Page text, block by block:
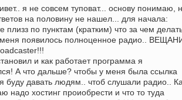
я не совсем туповат... основу понимаю,
на половину не нашел... для начала:
плизз по пунктам (кратким) что за чем
появилось полноценное радио..
и как работает программа я
А что дальше? чтобы у меня была ссылка
буду давать людям.. чтоб слушали радио..
надо хостинг проиобрести и что то туда